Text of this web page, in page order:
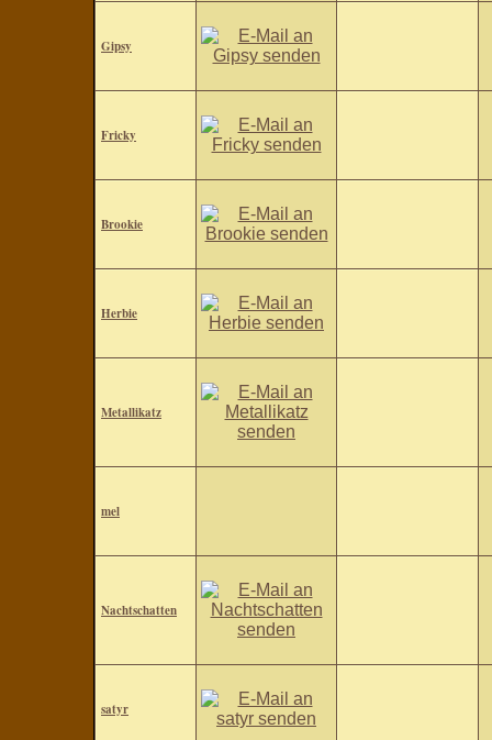
Gipsy
Fricky
Brookie
Herbie
Metallikatz
mel
Nachtschatten
satyr